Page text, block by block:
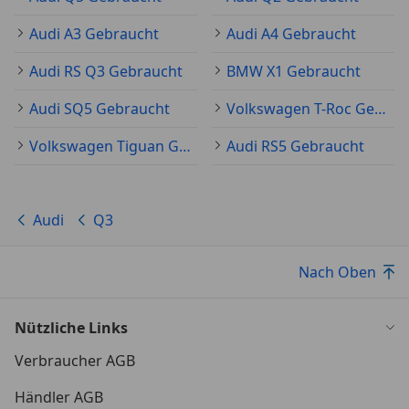
Audi A3 Gebraucht
Audi A4 Gebraucht
Audi RS Q3 Gebraucht
BMW X1 Gebraucht
Audi SQ5 Gebraucht
Volkswagen T-Roc Gebraucht
Volkswagen Tiguan Gebraucht
Audi RS5 Gebraucht
Audi Q3
Nach Oben
Nützliche Links
Verbraucher AGB
Händler AGB